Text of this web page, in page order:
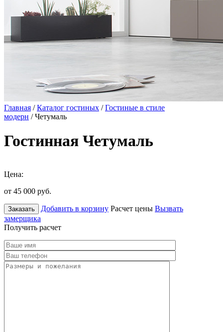
Главная /Каталог гостиных /Гостиные в стиле
модерн / Четумаль
Гостинная Четумаль
Цена:
от 45 000 руб.
Заказать Добавить в корзину Расчет цены Вызвать
замерщика
Получить расчет